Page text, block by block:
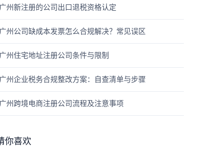
州新注册的公司出口退税资格认定
州公司缺成本发票怎么合规解决？常见误区
州住宅地址注册公司条件与限制
州企业税务合规整改方案：自查清单与步骤
州跨境电商注册公司流程及注意事项
你喜欢